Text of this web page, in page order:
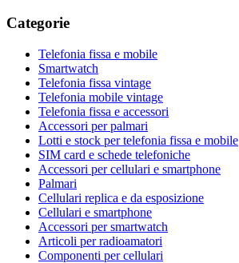
Categorie
Telefonia fissa e mobile
Smartwatch
Telefonia fissa vintage
Telefonia mobile vintage
Telefonia fissa e accessori
Accessori per palmari
Lotti e stock per telefonia fissa e mobile
SIM card e schede telefoniche
Accessori per cellulari e smartphone
Palmari
Cellulari replica e da esposizione
Cellulari e smartphone
Accessori per smartwatch
Articoli per radioamatori
Componenti per cellulari